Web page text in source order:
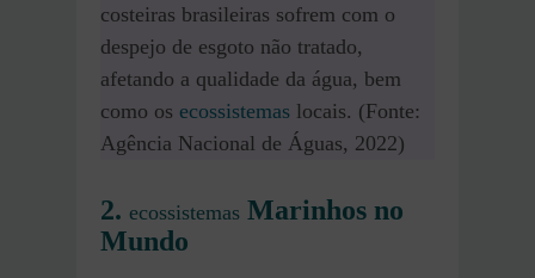
costeiras brasileiras sofrem com o
despejo de esgoto não tratado,
afetando a qualidade da água, bem
como os ecossistemas locais. (Fonte:
Agência Nacional de Águas, 2022)
2. ecossistemas Marinhos no
Mundo